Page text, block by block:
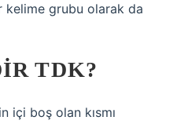
kelime grubu olarak da
TDK?
içi boş olan kısmı